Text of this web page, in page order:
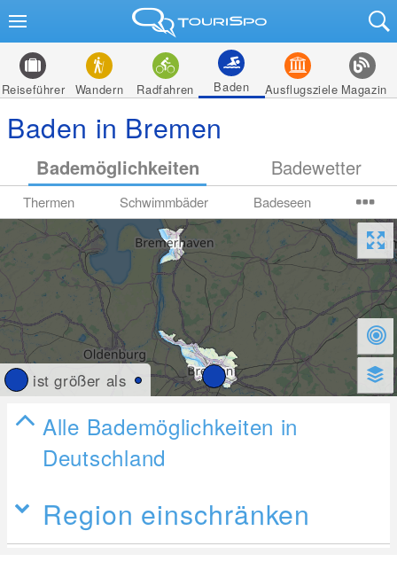
Reiseführer Wandern Radfahren Baden Ausflugsziele Magazin
Baden in Bremen
Bademöglichkeiten Badewetter
Thermen Schwimmbäder Badeseen
ist größer als
Alle Bademöglichkeiten in
Deutschland
Region einschränken